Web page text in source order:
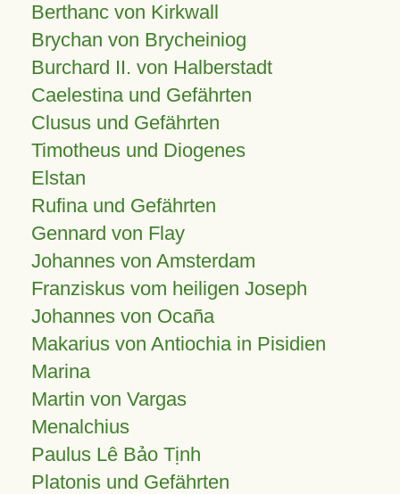
Berthanc von Kirkwall
Brychan von Brycheiniog
Burchard II. von Halberstadt
Caelestina und Gefährten
Clusus und Gefährten
Timotheus und Diogenes
Elstan
Rufina und Gefährten
Gennard von Flay
Johannes von Amsterdam
Franziskus vom heiligen Joseph
Johannes von Ocaña
Makarius von Antiochia in Pisidien
Marina
Martin von Vargas
Menalchius
Paulus Lê Bảo Tịnh
Platonis und Gefährten